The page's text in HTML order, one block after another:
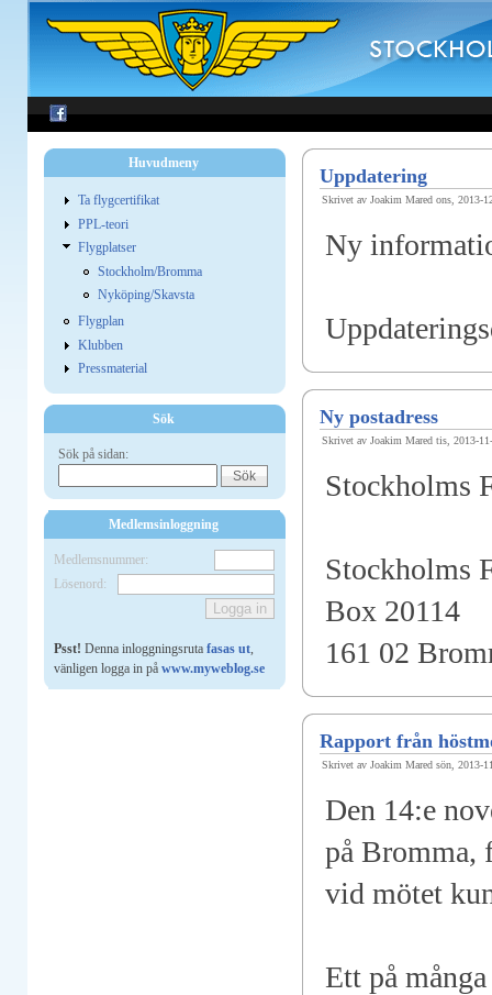
Huvudmeny
Ta flygcertifikat
PPL-teori
Flygplatser
Stockholm/Bromma
Nyköping/Skavsta
Flygplan
Klubben
Pressmaterial
Sök
Sök på sidan:
Medlemsinloggning
Medlemsnummer:
Lösenord:
Psst! Denna inloggningsruta fasas ut,
vänligen logga in på www.myweblog.se
Uppdatering
Skrivet av Joakim Mared ons, 2013-
Ny
Ny postadress
Skrivet av Joakim Mared tis, 2013-
Stockholms
Stockholms
Box 20114
161 02
Rapport från
Skrivet av Joakim Mared sön, 2013-
Den 14:e
på Bromma,
vid mötet
Ett på